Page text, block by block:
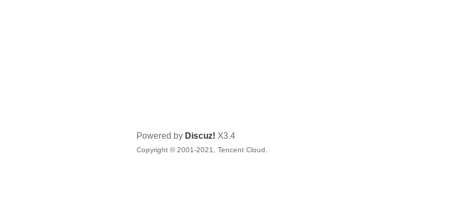
Powered by Discuz! X3.4
Copyright © 2001-2021, Tencent Cloud.